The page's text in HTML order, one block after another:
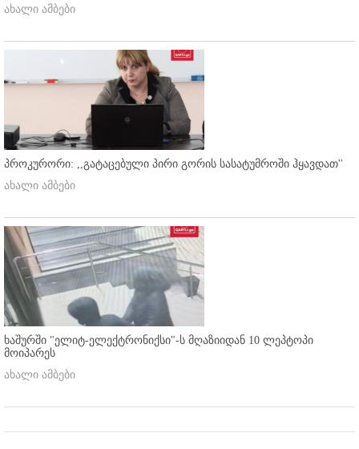
ახალი ამბები
პროკურორი: ,,გატაცებული პირი გორის სასატუმროში ჰყავდათ''
ახალი ამბები
ხაშურში "ელიტ-ელექტრონიქსი"-ს მღაზიიდან 10 ლეპტოპი
მოიპარეს
ახალი ამბები